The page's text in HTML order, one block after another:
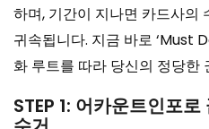
하며, 기간이 지나면 카드사의
귀속됩니다. 지금 바로 ‘Must
화 루트를 따라 당신의 정당한
STEP 1: 어카운트인포